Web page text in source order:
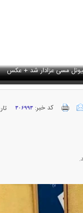
مسی عزادار شد + عکس
کد خبر:۳۰۶۹۹۳
قیمت سکه و